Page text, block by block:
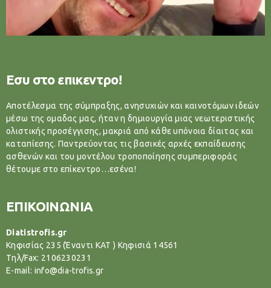
Εσυ στο επικεντρο!
Αποτέλεσμα της σύμπραξης, ανησυχιών και καινοτόμων ιδεών
μέσω της ομαδας μας, ήταν η δημιουργία μιας νεωτεριστικής
ολιστικής προσέγγισης, μακριά από κάθε υπόνοια δίαιτας και
καταπίεσης. Παντρεύοντας τις βασικές αρχές εκπαίδευσης
ασθενών και του μοντέλου τροποποίησης συμπεριφοράς
θέτουμε στο επίκεντρο…εσένα!
ΕΠΙΚΟΙΝΩΝΙΑ
Diatistrofis.gr
Κηφισίας 235 (Έναντι ΚΑΤ ) Κηφισιά 14561
Tηλ/Fax: 2106230231
E-mail: info@dia-trofis.gr